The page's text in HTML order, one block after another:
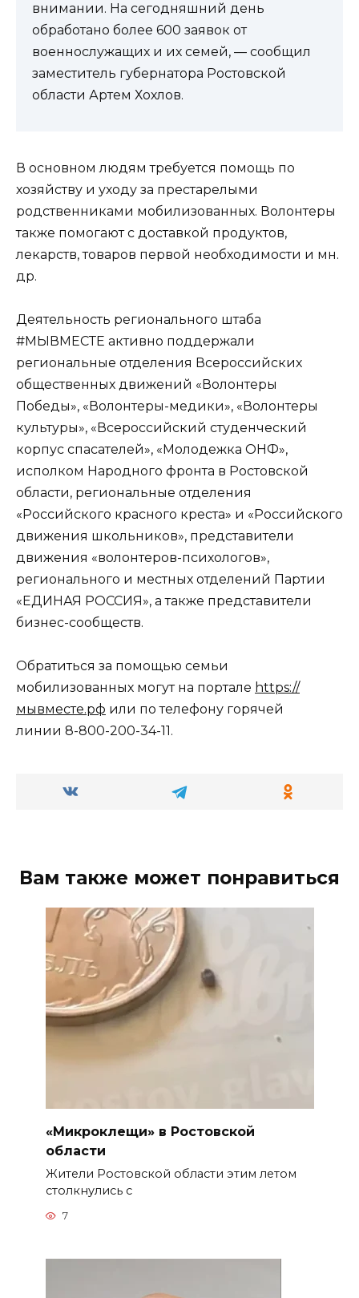
внимании. На сегодняшний день
обработано более 600 заявок от
военнослужащих и их семей, — сообщил
заместитель губернатора Ростовской
области Артем Хохлов.
В основном людям требуется помощь по
хозяйству и уходу за престарелыми
родственниками мобилизованных. Волонтеры
также помогают с доставкой продуктов,
лекарств, товаров первой необходимости и мн.
др.
Деятельность регионального штаба
#МЫВМЕСТЕ активно поддержали
региональные отделения Всероссийских
общественных движений «Волонтеры
Победы», «Волонтеры-медики», «Волонтеры
культуры», «Всероссийский студенческий
корпус спасателей», «Молодежка ОНФ»,
исполком Народного фронта в Ростовской
области, региональные отделения
«Российского красного креста» и «Российского
движения школьников», представители
движения «волонтеров-психологов»,
регионального и местных отделений Партии
«ЕДИНАЯ РОССИЯ», а также представители
бизнес-сообществ.
Обратиться за помощью семьи
мобилизованных могут на портале https://
мывместе.рф или по телефону горячей
линии 8-800-200-34-11.
Вам также может понравиться
«Микроклещи» в Ростовской
области
Жители Ростовской области этим летом
столкнулись с
7